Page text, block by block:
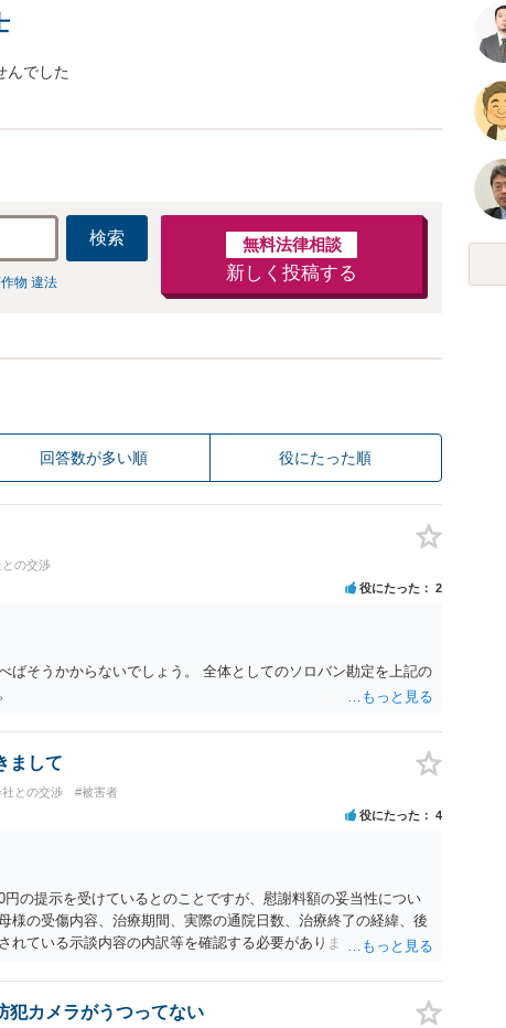
んでした
検索
物 違法
無料法律相談
新しく投稿する
回答数が多い順 役にたった順
の交渉
役にたった 2
ばそうかからないでしょう。 全体としてのソロバン勘定を上記の
まして
との交渉 #被害者
役にたった 4
の提示を受けているとのことですが、慰謝料額の妥当性につい
様の受傷内容、治療期間、実際の通院日数、治療終了の経緯、後
れている示談内容の内訳等を確認する必要があります。保険会社
弁護士に個別に相談することをお勧めいたします。 ・相手方保険
・叔母様の診断名、けがの内容 ・治療開始日及び治療終了日 ・
犯カメラがうつってない